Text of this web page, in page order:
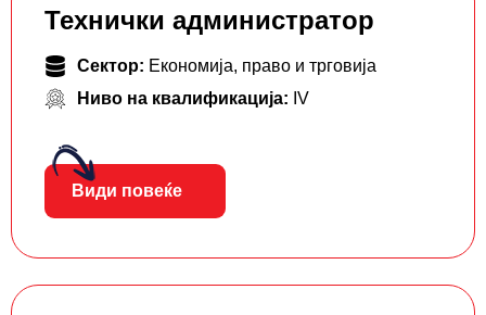
Технички администратор
Сектор: Економија, право и трговија
Ниво на квалификација: IV
Види повеќе